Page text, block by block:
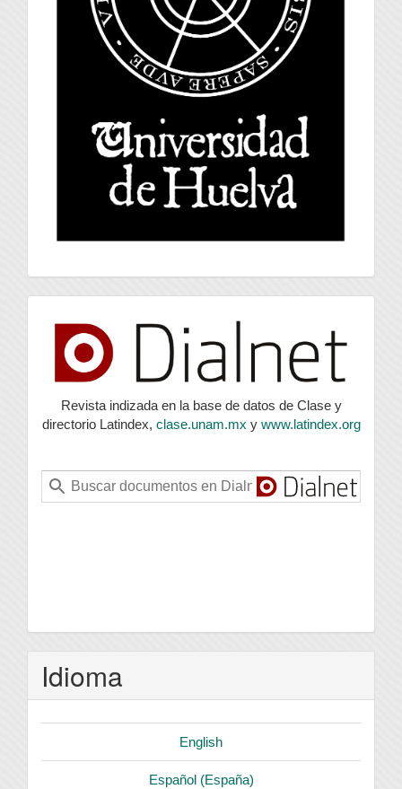
index
Revista indizada en la base de datos de Clase y
directorio Latindex, clase.unam.mx y www.latindex.org
Idioma
English
Español (España)